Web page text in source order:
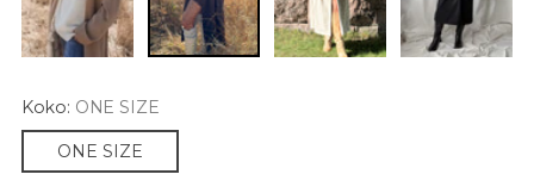
Koko: ONE SIZE
ONE SIZE